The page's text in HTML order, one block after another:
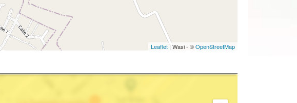
Leaflet | Wasi - ©OpenStreetMap